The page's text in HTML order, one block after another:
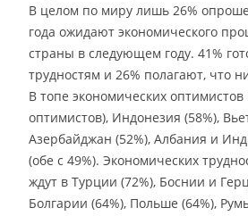
В целом по миру лишь 26%
года ожидают экономического
страны в следующем году. 41%
трудностям и 26% полагают, что
В топе экономических оптимистов
оптимистов), Индонезия (58%),
Азербайджан (52%), Албания и
(обе с 49%). Экономических
ждут в Турции (72%), Боснии и
Болгарии (64%), Польше (64%),